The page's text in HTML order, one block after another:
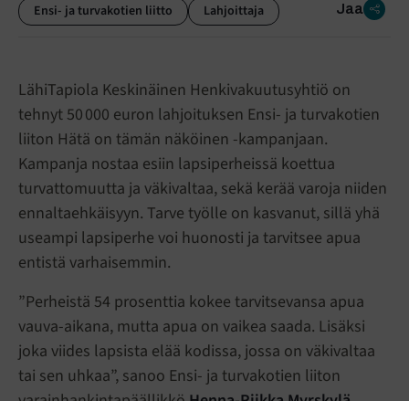
Ensi- ja turvakotien liitto Lahjoittaja Jaa
LähiTapiola Keskinäinen Henkivakuutusyhtiö on
tehnyt 50 000 euron lahjoituksen Ensi- ja turvakotien
liiton Hätä on tämän näköinen -kampanjaan.
Kampanja nostaa esiin lapsiperheissä koettua
turvattomuutta ja väkivaltaa, sekä kerää varoja niiden
ennaltaehkäisyyn. Tarve työlle on kasvanut, sillä yhä
useampi lapsiperhe voi huonosti ja tarvitsee apua
entistä varhaisemmin.
”Perheistä 54 prosenttia kokee tarvitsevansa apua
vauva-aikana, mutta apua on vaikea saada. Lisäksi
joka viides lapsista elää kodissa, jossa on väkivaltaa
tai sen uhkaa”, sanoo Ensi- ja turvakotien liiton